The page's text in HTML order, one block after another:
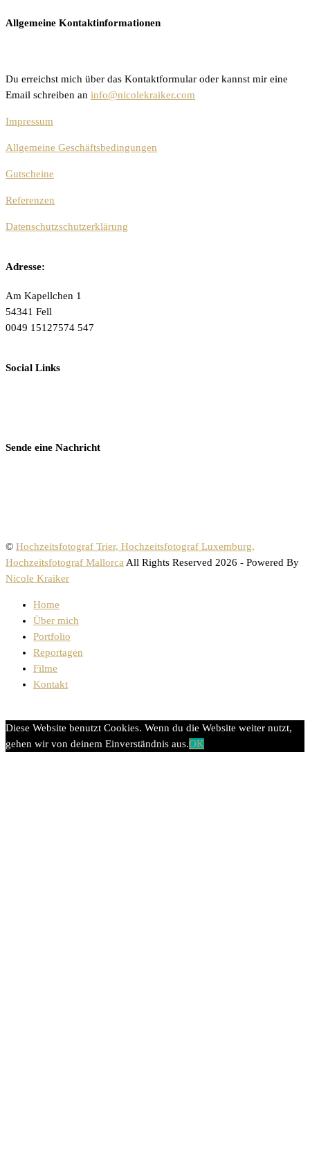
Allgemeine Kontaktinformationen
Du erreichst mich über das Kontaktformular oder kannst mir eine
Email schreiben an info@nicolekraiker.com
Impressum
Allgemeine Geschäftsbedingungen
Gutscheine
Referenzen
Datenschutzschutzerklärung
Adresse:
Am Kapellchen 1
54341 Fell
0049 15127574 547
Social Links
Sende eine Nachricht
© Hochzeitsfotograf Trier, Hochzeitsfotograf Luxemburg,
Hochzeitsfotograf MallorcaAll Rights Reserved 2026 - Powered By
Nicole Kraiker
Home
Über mich
Portfolio
Reportagen
Filme
Kontakt
Diese Website benutzt Cookies. Wenn du die Website weiter nutzt,
gehen wir von deinem Einverständnis aus.OK